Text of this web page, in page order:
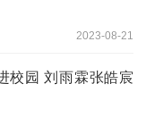
2023-08-21
校园 刘雨霖张皓宸